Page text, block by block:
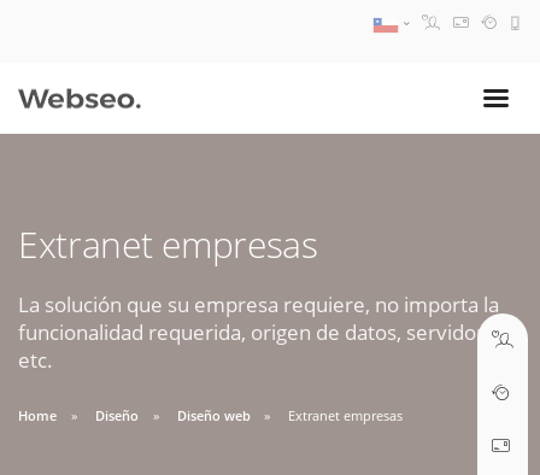
Extranet empresas
La solución que su empresa requiere, no importa la
funcionalidad requerida, origen de datos, servidores,
etc.
Home Diseño Diseño web Extranet empresas
09:30 AM A 18:30 PM
soporte@webseo.cl
ABRIR TICKET